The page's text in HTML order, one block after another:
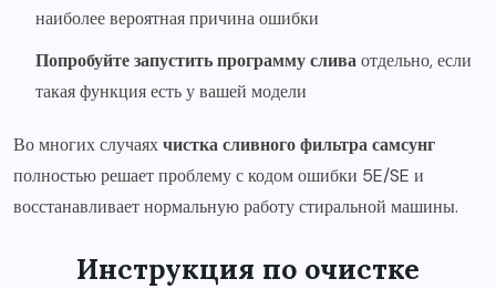
наиболее вероятная причина ошибки
Попробуйте запустить программу сливаотдельно, если
такая функция есть у вашей модели
Во многих случаяхчистка сливного фильтра самсунг
полностью решает проблему с кодом ошибки 5E/SE и
восстанавливает нормальную работу стиральной машины.
Инструкция по очистке